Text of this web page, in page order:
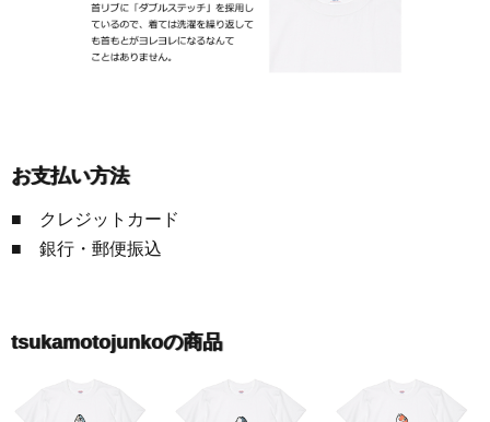
お支払い方法
■ クレジットカード
■ 銀行・郵便振込
tsukamotojunkoの商品